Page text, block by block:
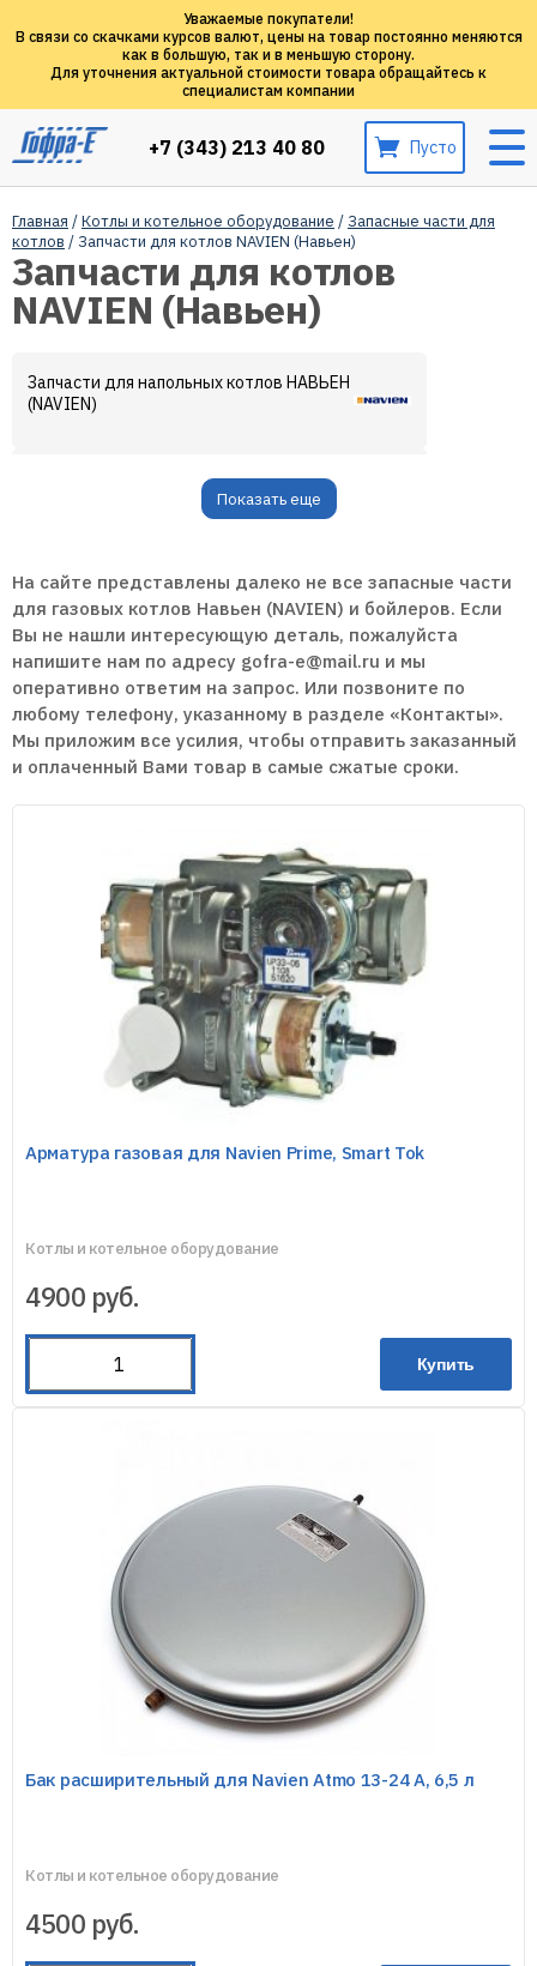
Уважаемые покупатели!
В связи со скачками курсов валют, цены на товар постоянно меняются
как в большую, так и в меньшую сторону.
Для уточнения актуальной стоимости товара обращайтесь к
специалистам компании
+7 (343) 213 40 80 Пусто
Главная /Котлы и котельное оборудование /Запасные части для
котлов / Запчасти для котлов NAVIEN (Навьен)
Запчасти для котлов
NAVIEN (Навьен)
Запчасти для напольных котлов НАВЬЕН
(NAVIEN)
Запчасти для настенных котлов НАВЬЕН
Теплообменники Навьен
Показать еще
На сайте представлены далеко не все запасные части
для газовых котлов Навьен (NAVIEN) и бойлеров. Если
Вы не нашли интересующую деталь, пожалуйста
напишите нам по адресу gofra-e@mail.ru и мы
оперативно ответим на запрос. Или позвоните по
любому телефону, указанному в разделе «Контакты».
Мы приложим все усилия, чтобы отправить заказанный
и оплаченный Вами товар в самые сжатые сроки.
Арматура газовая для Navien Prime, Smart Tok
Котлы и котельное оборудование
4900 руб.
Купить
Бак расширительный для Navien Atmo 13-24 А, 6,5 л
Котлы и котельное оборудование
4500 руб.